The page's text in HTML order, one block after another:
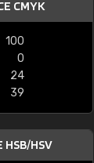
CMYK
100
0
24
39
HSB/HSV